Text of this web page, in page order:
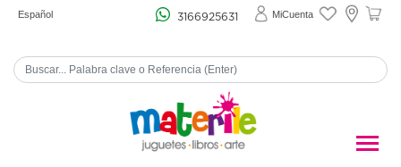
Español 3166925631 MiCuenta